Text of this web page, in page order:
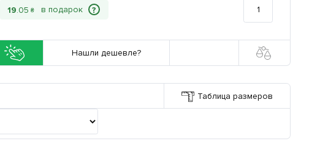
19.05 ₴ ?
Нашли дешевле?
Таблица размеров